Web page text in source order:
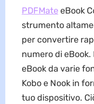
PDFMate eBook
strumento
per convertire
numero di
eBook da varie
Kobo e Nook in
tuo dispositivo.